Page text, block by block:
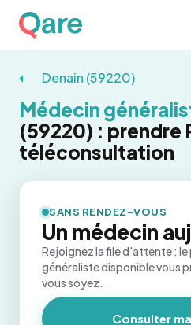
Denain (59220)
Médecin
(59220) : prendre
téléconsultation
SANS RENDEZ-VOUS
Un médecin
Rejoignez la file d'attente :
généraliste disponible vous
vous soyez.
Consulter